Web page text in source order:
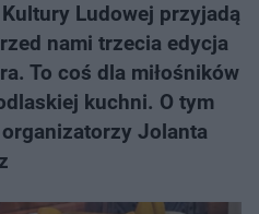
Ludowej przyjadą
nami trzecia edycja
To coś dla miłośników
kuchni. O tym
Jolanta